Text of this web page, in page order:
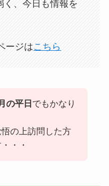
く、今日も情報を
ージはこちら
の平日 でもかなり
の上訪問した方
・・